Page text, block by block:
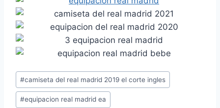
Etiquetas
de
la
#camiseta del real madrid 2019 el corte ingles
#equipacion real madrid ea